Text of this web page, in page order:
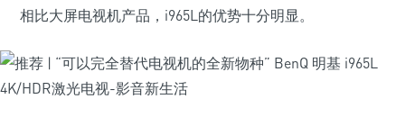
相比大屏电视机产品，i965L的优势十分明显。